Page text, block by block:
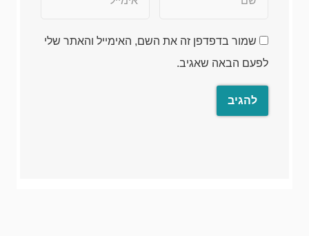
שמור בדפדפן זה את השם, האימייל והאתר שלי
לפעם הבאה שאגיב.